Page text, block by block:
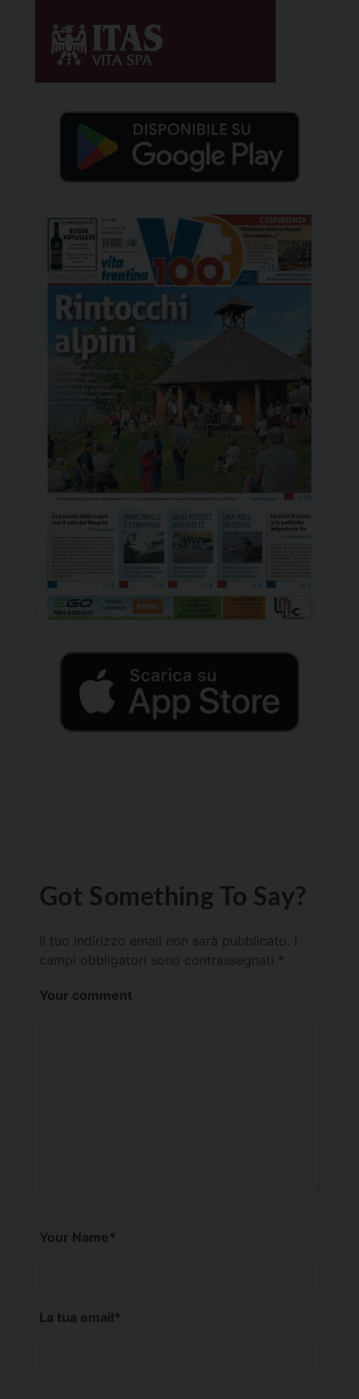
Got Something To Say?
Il tuo indirizzo email non sarà pubblicato.
campi obbligatori sono contrassegnati *
Your comment
Your Name*
La tua email*